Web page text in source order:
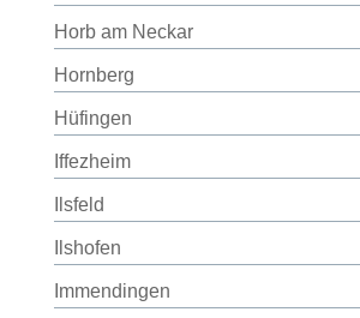
Horb am Neckar
Hornberg
Hüfingen
Iffezheim
Ilsfeld
Ilshofen
Immendingen